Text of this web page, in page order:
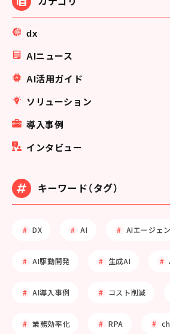
dx
AIニュース
AI活用ガイド
ソリューション
導入事例
インタビュー
キーワード（タグ）
DX AI AIエージェ
AI駆動開発 生成AI
AI導入事例 コスト削減
業務効率化 RPA